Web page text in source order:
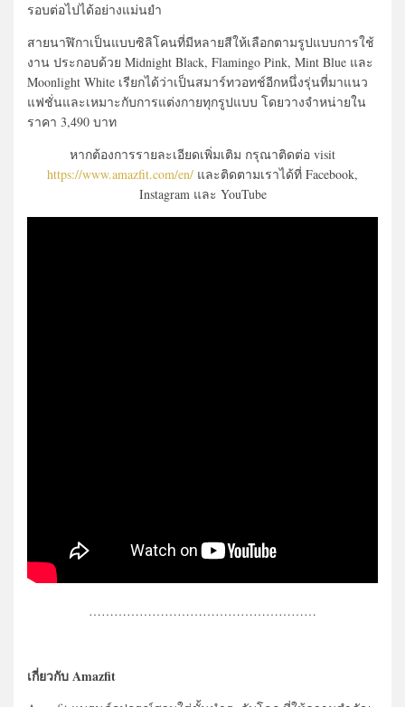
รอบต่อไปได้อย่างแม่นยำ
สายนาฬิกาเป็นแบบซิลิโคนที่มีหลายสีให้เลือกตามรูปแบบการใช้
งาน ประกอบด้วย Midnight Black, Flamingo Pink, Mint Blue และ
Moonlight White เรียกได้ว่าเป็นสมาร์ทวอทช์อีกหนึ่งรุ่นที่มาแนว
แฟชั่นและเหมาะกับการแต่งกายทุกรูปแบบ โดยวางจำหน่ายใน
ราคา 3,490 บาท
หากต้องการรายละเอียดเพิ่มเติม กรุณาติดต่อ visit
https://www.amazfit.com/en/ และติดตามเราได้ที่ Facebook,
Instagram และ YouTube
………………………………………………
เกี่ยวกับ Amazfit